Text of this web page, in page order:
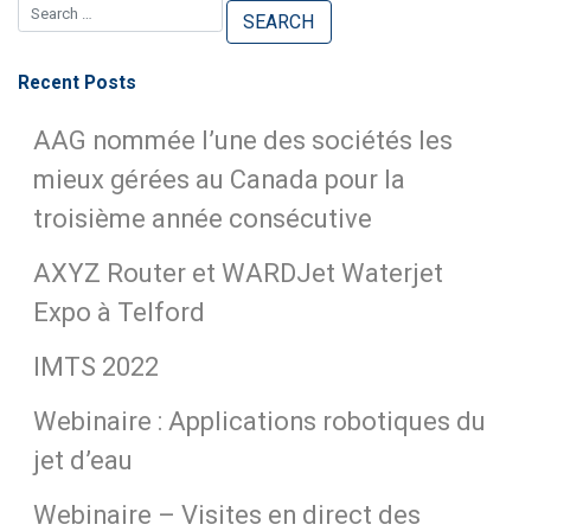
Recent Posts
AAG nommée l’une des sociétés les
mieux gérées au Canada pour la
troisième année consécutive
AXYZ Router et WARDJet Waterjet
Expo à Telford
IMTS 2022
Webinaire : Applications robotiques du
jet d’eau
Webinaire – Visites en direct des